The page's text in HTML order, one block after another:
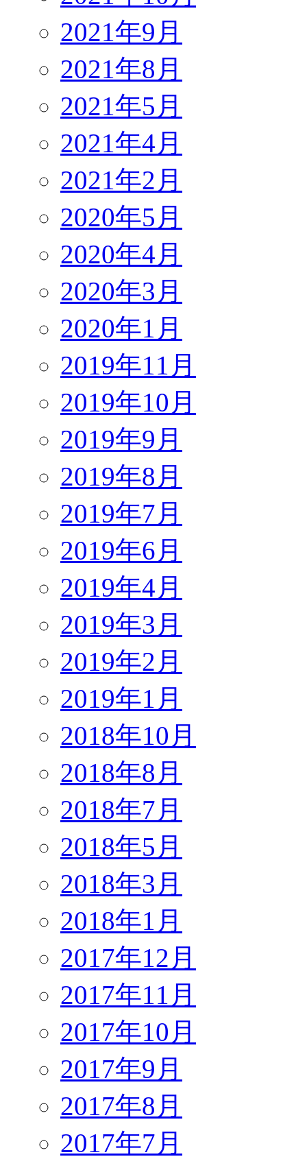
2021年9月
2021年8月
2021年5月
2021年4月
2021年2月
2020年5月
2020年4月
2020年3月
2020年1月
2019年11月
2019年10月
2019年9月
2019年8月
2019年7月
2019年6月
2019年4月
2019年3月
2019年2月
2019年1月
2018年10月
2018年8月
2018年7月
2018年5月
2018年3月
2018年1月
2017年12月
2017年11月
2017年10月
2017年9月
2017年8月
2017年7月